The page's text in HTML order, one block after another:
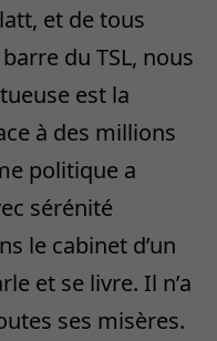
et de tous
du TSL, nous
est la
à des millions
politique a
sérénité
le cabinet d’un
et se livre. Il n’a
ses misères.